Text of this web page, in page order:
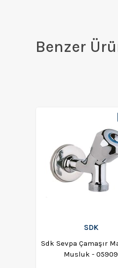
Benzer
SDK
Sdk Sevpa Çamaşır
Musluk - 05909